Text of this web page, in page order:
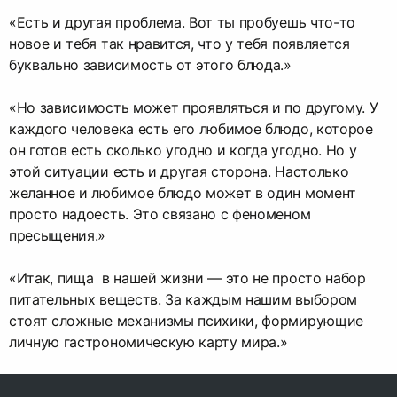
«Есть и другая проблема. Вот ты пробуешь что-то
новое и тебя так нравится, что у тебя появляется
буквально зависимость от этого блюда.»
«Но зависимость может проявляться и по другому. У
каждого человека есть его любимое блюдо, которое
он готов есть сколько угодно и когда угодно. Но у
этой ситуации есть и другая сторона. Настолько
желанное и любимое блюдо может в один момент
просто надоесть. Это связано с феноменом
пресыщения.»
«Итак, пища в нашей жизни — это не просто набор
питательных веществ. За каждым нашим выбором
стоят сложные механизмы психики, формирующие
личную гастрономическую карту мира.»